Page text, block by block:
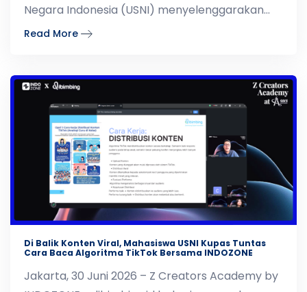
Negara Indonesia (USNI) menyelenggarakan
Dubes Ngopi Series #25 y
Read More
Di Balik Konten Viral, Mahasiswa USNI Kupas Tuntas
Cara Baca Algoritma TikTok Bersama INDOZONE
Jakarta, 30 Juni 2026 – Z Creators Academy by